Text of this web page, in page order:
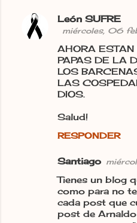
León SUFRE
miércoles, 06
AHORA
PAPAS DE LA
LOS
LAS
DIOS.
Salud!
RESPONDER
Santiago
Tienes un blog
como para no
cada post que
post de